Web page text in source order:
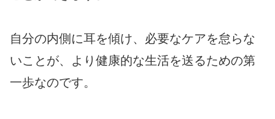
自分の内側に耳を傾け、必要なケアを怠らな
いことが、より健康的な生活を送るための第
一歩なのです。